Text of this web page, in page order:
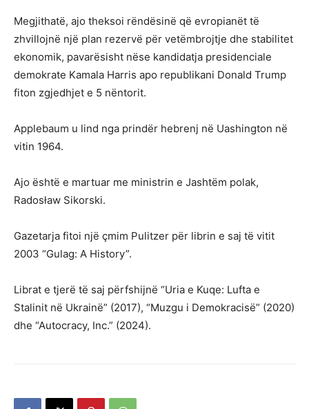
Megjithatë, ajo theksoi rëndësinë që evropianët të
zhvillojnë një plan rezervë për vetëmbrojtje dhe stabilitet
ekonomik, pavarësisht nëse kandidatja presidenciale
demokrate Kamala Harris apo republikani Donald Trump
fiton zgjedhjet e 5 nëntorit.
Applebaum u lind nga prindër hebrenj në Uashington në
vitin 1964.
Ajo është e martuar me ministrin e Jashtëm polak,
Radosław Sikorski.
Gazetarja fitoi një çmim Pulitzer për librin e saj të vitit
2003 “Gulag: A History”.
Librat e tjerë të saj përfshijnë “Uria e Kuqe: Lufta e
Stalinit në Ukrainë” (2017), “Muzgu i Demokracisë” (2020)
dhe “Autocracy, Inc.” (2024).